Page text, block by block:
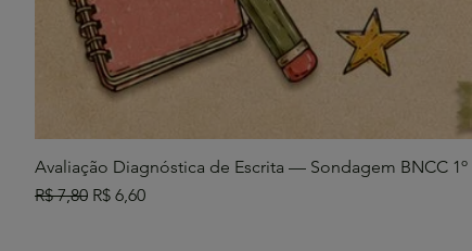
Avaliação Diagnóstica de Escrita — Sondagem BNCC 1º
Preço normal
R$ 7,80 Preço promocional
R$ 6,60